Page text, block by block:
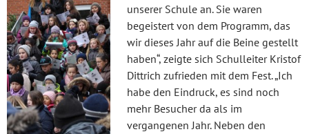
unserer Schule an. Sie waren
begeistert von dem Programm, das
wir dieses Jahr auf die Beine gestellt
haben“, zeigte sich Schulleiter Kristof
Dittrich zufrieden mit dem Fest. „Ich
habe den Eindruck, es sind noch
mehr Besucher da als im
vergangenen Jahr. Neben den